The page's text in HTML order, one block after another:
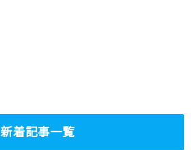
新着記事一覧